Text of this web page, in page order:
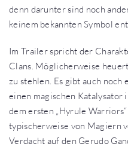
denn darunter sind noch
keinem bekannten Symbol
Im Trailer spricht der
Clans. Möglicherweise
zu stehlen. Es gibt auch
einen magischen Katalysator
dem ersten „Hyrule
typischerweise von Magiern
Verdacht auf den Gerudo